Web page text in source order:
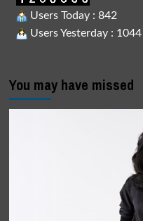
Users Today : 842
Users Yesterday : 1044
You may have missed